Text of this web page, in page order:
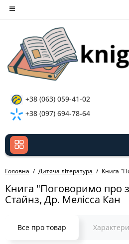
+38 (063) 059-41-02
+38 (097) 694-78-64
Головна Дитяча література Книга
Книга "Поговоримо про
Стайнз, Др. Мелісса Кан
Все про товар